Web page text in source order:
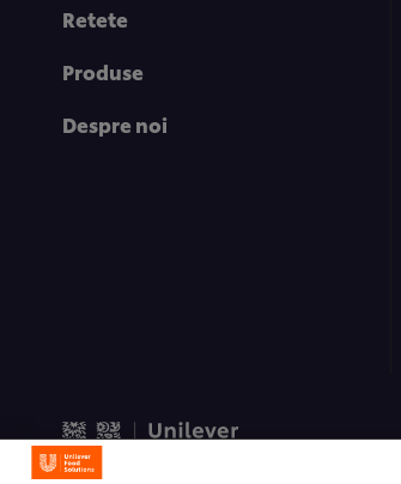
Retete
Produse
Despre noi